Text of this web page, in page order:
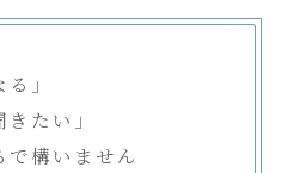
」
たい」
で構いません